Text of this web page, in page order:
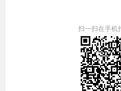
扫一扫在手机